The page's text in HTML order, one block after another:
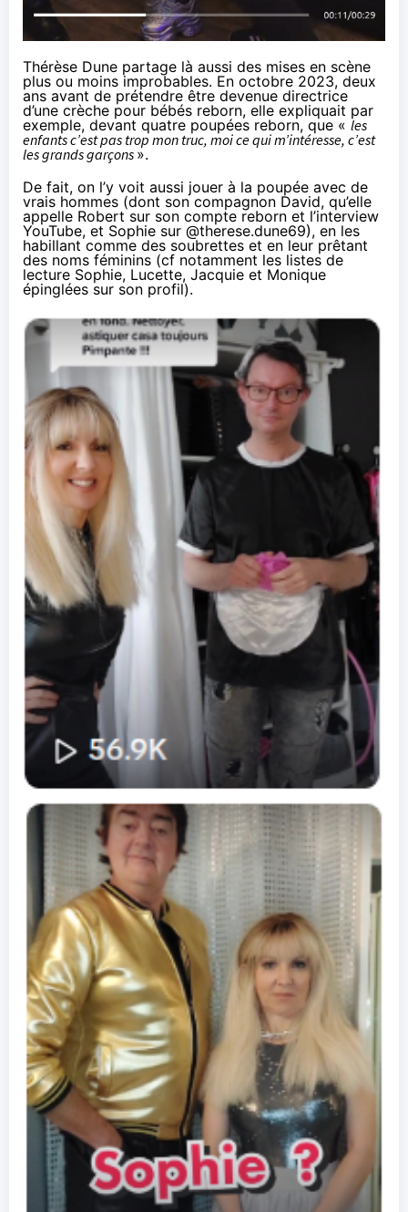
Thérèse Dune partage là aussi des mises en scène
plus ou moins improbables. En octobre 2023, deux
ans avant de prétendre être devenue directrice
d’une crèche pour bébés reborn, elle expliquait par
exemple, devant quatre poupées reborn, que « les
enfants c’est pas trop mon truc, moi ce qui m’intéresse, c’est
les grands garçons ».
De fait, on l’y voit aussi jouer à la poupée avec de
vrais hommes (dont son compagnon David, qu’elle
appelle Robert sur son compte reborn et l’interview
YouTube, et Sophie sur @therese.dune69), en les
habillant comme des soubrettes et en leur prêtant
des noms féminins (cf notamment les listes de
lecture Sophie, Lucette, Jacquie et Monique
épinglées sur son profil).